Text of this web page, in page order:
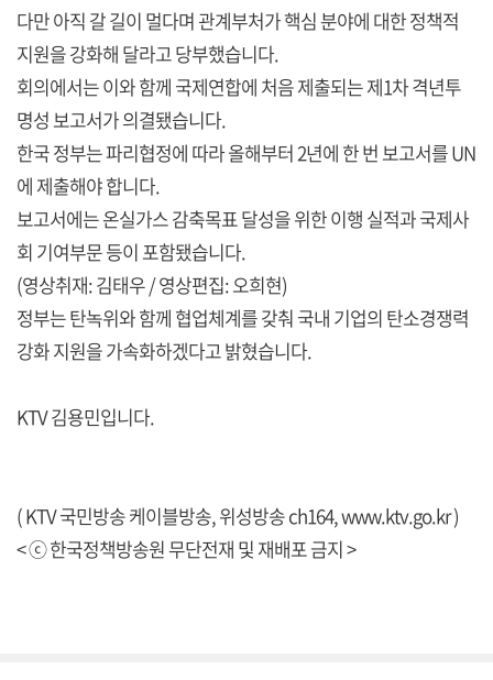
다만 아직 갈 길이 멀다며 관계부처가 핵심 분야에 대한 정책적
지원을 강화해 달라고 당부했습니다.
회의에서는 이와 함께 국제연합에 처음 제출되는 제1차 격년투
명성 보고서가 의결됐습니다.
한국 정부는 파리협정에 따라 올해부터 2년에 한 번 보고서를 UN
에 제출해야 합니다.
보고서에는 온실가스 감축목표 달성을 위한 이행 실적과 국제사
회 기여부문 등이 포함됐습니다.
(영상취재: 김태우 / 영상편집: 오희현)
정부는 탄녹위와 함께 협업체계를 갖춰 국내 기업의 탄소경쟁력
강화 지원을 가속화하겠다고 밝혔습니다.
KTV 김용민입니다.
( KTV 국민방송 케이블방송, 위성방송 ch164,www.ktv.go.kr)
< ⓒ 한국정책방송원 무단전재 및 재배포 금지 >